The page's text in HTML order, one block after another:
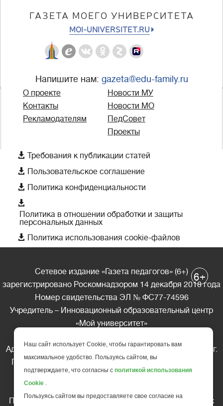
ГАЗЕТА МОЕГО УНИВЕРСИТЕТА
MOI-UNIVERSITET.RU
Напишите нам: gazeta@edu-family.ru
О проекте
Контакты
Рекламодателям
Новости МУ
Новости МО
ПедСовет
Проекты
 Требования к публикации статей
 Пользовательское соглашение
 Политика конфиденциальности

Политика в отношении обработки и защиты
персональных данных
 Политика использования cookie-файлов
Сетевое издание «Газета педагогов» (6+)
зарегистрировано Роскомнадзором 14 декабря 2018 года
Номер свидетельства ЭЛ № ФС77-74596
Учредитель – Инновационный образовательный центр
«Мой университет»
Адрес редакции: 185035 Россия, Республика Карелия, г.
Петрозаводск, ул. Фридриха Энгельса д.10, офис 211
Телефон редакции: +7 (499) 685-10-45
Перепечатка материалов газеты допускается только c
6+
Наш сайт использует Cookie, чтобы гарантировать вам
максимальное удобство. Пользуясь сайтом, вы
подтверждаете, что согласны с политикой использования
Cookie .
Пользуясь сайтом вы предоставляете свое согласие на